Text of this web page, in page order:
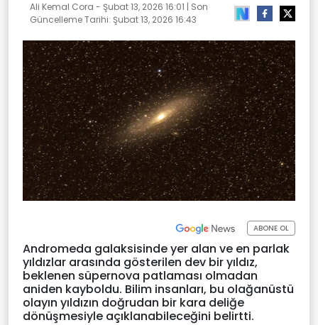
Ali Kemal Cora - Şubat 13, 2026 16:01 | Son
Güncelleme Tarihi: Şubat 13, 2026 16:43
ABONE OL
Andromeda galaksisinde yer alan ve en parlak
yıldızlar arasında gösterilen dev bir yıldız,
beklenen süpernova patlaması olmadan
aniden kayboldu. Bilim insanları, bu olağanüstü
olayın yıldızın doğrudan bir kara deliğe
dönüşmesiyle açıklanabileceğini belirtti.